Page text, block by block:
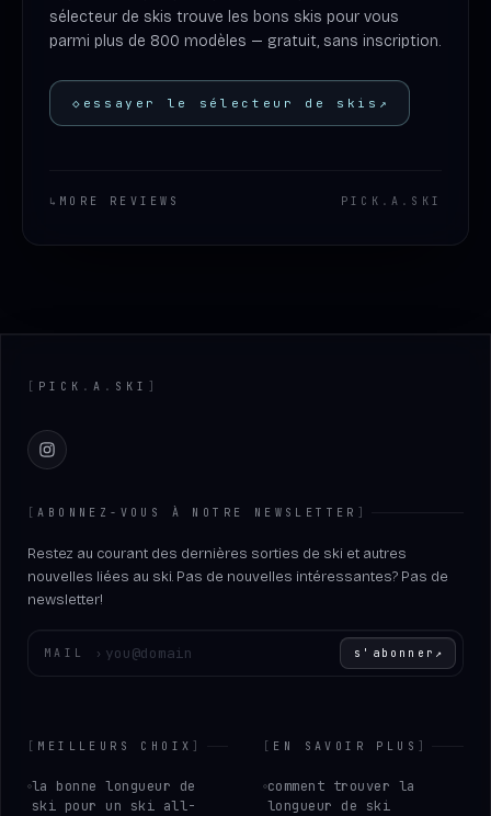
sélecteur de skis trouve les bons skis pour vous
parmi plus de 800 modèles — gratuit, sans inscription.
◇ essayer le sélecteur de skis ↗
↳ MORE REVIEWS PICK . A . SKI
[ PICK . A . SKI ]
Instagram
[ABONNEZ-VOUS À NOTRE NEWSLETTER ]
Restez au courant des dernières sorties de ski et autres
nouvelles liées au ski. Pas de nouvelles intéressantes? Pas de
newsletter!
MAIL › s'abonner ↗
[ MEILLEURS CHOIX ]
la bonne longueur de
ski pour un ski all-
[ EN SAVOIR PLUS ]
comment trouver la
longueur de ski